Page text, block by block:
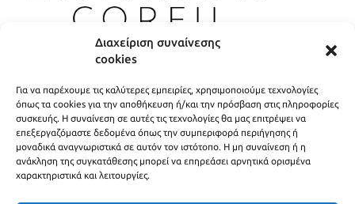
Διαχείριση συναίνεσης
cookies
Για να παρέχουμε τις καλύτερες εμπειρίες, χρησιμοποιούμε τεχνολογίες
όπως τα cookies για την αποθήκευση ή/και την πρόσβαση στις πληροφορίες
συσκευής. Η συναίνεση σε αυτές τις τεχνολογίες θα μας επιτρέψει να
επεξεργαζόμαστε δεδομένα όπως την συμπεριφορά περιήγησης ή
μοναδικά αναγνωριστικά σε αυτόν τον ιστότοπο. Η μη συναίνεση ή η
ανάκληση της συγκατάθεσης μπορεί να επηρεάσει αρνητικά ορισμένα
χαρακτηριστικά και λειτουργίες.
ΧΡΗΣΙΜΟΙ ΣΥΝΔΕΣΜΟΙ
ΠΟΛΙΤΙΚΗ ΑΠΟΡΡΗΤΟΥ
ΟΡΟΙ ΧΡΗΣΗΣ
ΤΡΟΠΟΙ ΑΠΟΣΤΟΛΗΣ
ΤΡΟΠΟΙ ΠΛΗΡΩΜΗΣ